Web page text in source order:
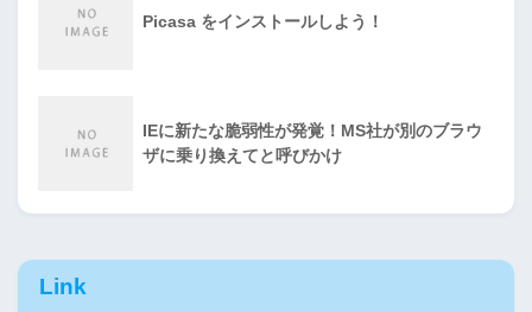
Picasa をインストールしよう！
IEに新たな脆弱性が発覚！MS社が別のブラウ
ザに乗り換えてと呼びかけ
Link